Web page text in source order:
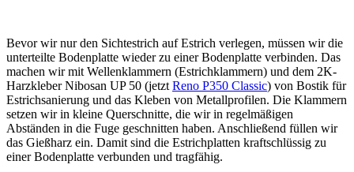
Bevor wir nur den Sichtestrich auf Estrich verlegen, müssen wir die
unterteilte Bodenplatte wieder zu einer Bodenplatte verbinden. Das
machen wir mit Wellenklammern (Estrichklammern) und dem 2K-
Harzkleber Nibosan UP 50 (jetzt Reno P350 Classic) von Bostik für
Estrichsanierung und das Kleben von Metallprofilen. Die Klammern
setzen wir in kleine Querschnitte, die wir in regelmäßigen
Abständen in die Fuge geschnitten haben. Anschließend füllen wir
das Gießharz ein. Damit sind die Estrichplatten kraftschlüssig zu
einer Bodenplatte verbunden und tragfähig.